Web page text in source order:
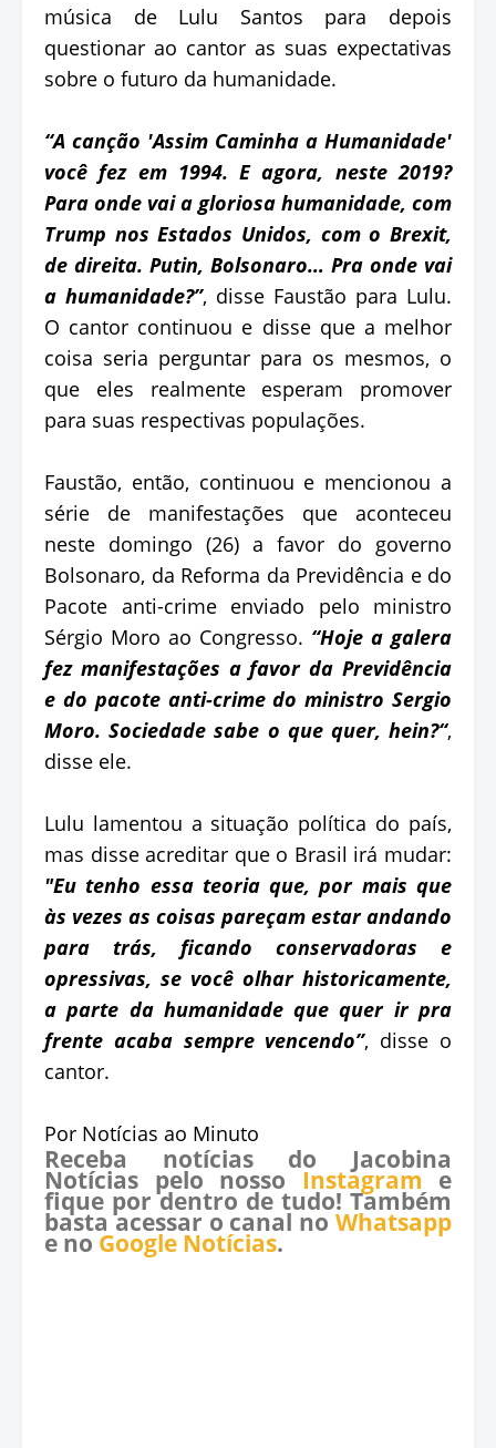
música de Lulu Santos para depois
questionar ao cantor as suas expectativas
sobre o futuro da humanidade.
“A canção 'Assim Caminha a Humanidade'
você fez em 1994. E agora, neste 2019?
Para onde vai a gloriosa humanidade, com
Trump nos Estados Unidos, com o Brexit,
de direita. Putin, Bolsonaro… Pra onde vai
a humanidade?”, disse Faustão para Lulu.
O cantor continuou e disse que a melhor
coisa seria perguntar para os mesmos, o
que eles realmente esperam promover
para suas respectivas populações.
Faustão, então, continuou e mencionou a
série de manifestações que aconteceu
neste domingo (26) a favor do governo
Bolsonaro, da Reforma da Previdência e do
Pacote anti-crime enviado pelo ministro
Sérgio Moro ao Congresso. “Hoje a galera
fez manifestações a favor da Previdência
e do pacote anti-crime do ministro Sergio
Moro. Sociedade sabe o que quer, hein?“,
disse ele.
Lulu lamentou a situação política do país,
mas disse acreditar que o Brasil irá mudar:
"Eu tenho essa teoria que, por mais que
às vezes as coisas pareçam estar andando
para trás, ficando conservadoras e
opressivas, se você olhar historicamente,
a parte da humanidade que quer ir pra
frente acaba sempre vencendo”, disse o
cantor.
Por Notícias ao Minuto
Receba notícias do Jacobina
Notícias pelo nosso Instagram e
fique por dentro de tudo! Também
basta acessar o canal no Whatsapp
e no Google Notícias.